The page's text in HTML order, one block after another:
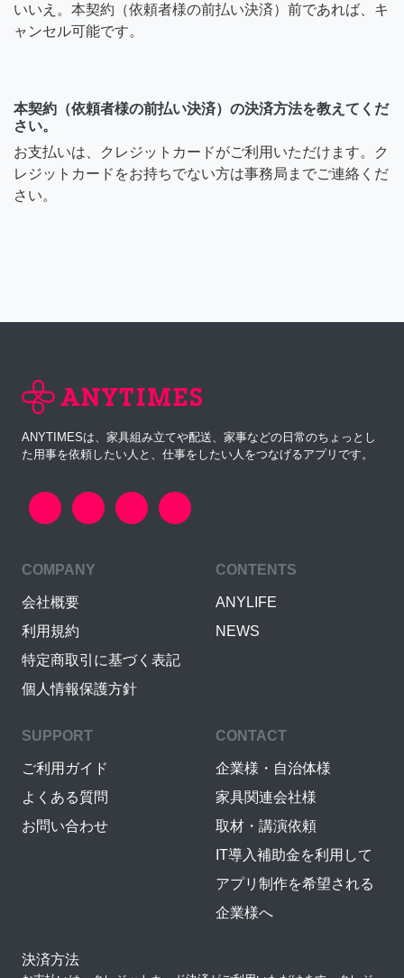
いいえ。本契約（依頼者様の前払い決済）前であれば、キ
ャンセル可能です。
本契約（依頼者様の前払い決済）の決済方法を教えてくだ
さい。
お支払いは、クレジットカードがご利用いただけます。ク
レジットカードをお持ちでない方は事務局までご連絡くだ
さい。
ANYTIMESは、家具組み立てや配送、家事などの日常のちょっとし
た用事を依頼したい人と、仕事をしたい人をつなげるアプリです。
COMPANY
会社概要
利用規約
特定商取引に基づく表記
個人情報保護方針
CONTENTS
ANYLIFE
NEWS
SUPPORT
ご利用ガイド
よくある質問
お問い合わせ
CONTACT
企業様・自治体様
家具関連会社様
取材・講演依頼
IT導入補助金を利用して
アプリ制作を希望される
企業様へ
決済方法